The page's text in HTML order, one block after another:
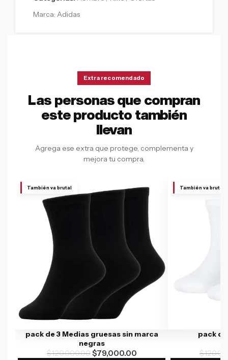
Marca: Adidas
Extra recomendado
Las personas que compran
este producto también
llevan
Agrega ese extra que protege, complementa y
mejora tu compra.
También va brutal
pack de 3 Medias gruesas sin marca
negras
$120,000.00$79,000.00
También va brutal
pack
$